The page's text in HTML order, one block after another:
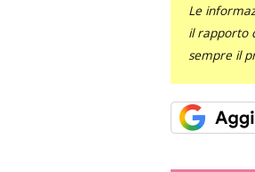
Le
il rapporto
sempre il